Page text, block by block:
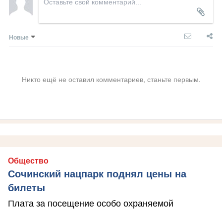
Новые
Никто ещё не оставил комментариев, станьте первым.
Общество
Сочинский нацпарк поднял цены на
билеты
Плата за посещение особо охраняемой